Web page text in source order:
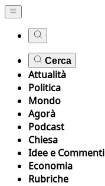
Cerca
Attualità
Politica
Mondo
Agorà
Podcast
Chiesa
Idee e Commenti
Economia
Rubriche